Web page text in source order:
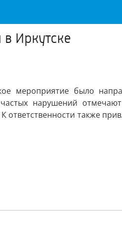
Иркутске
мероприятие было
нарушений
также